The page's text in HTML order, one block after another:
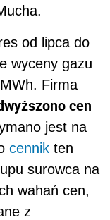
od lipca do
wyceny gazu
Firma
cen
jest na
cennik ten
surowca na
wahań cen,
z